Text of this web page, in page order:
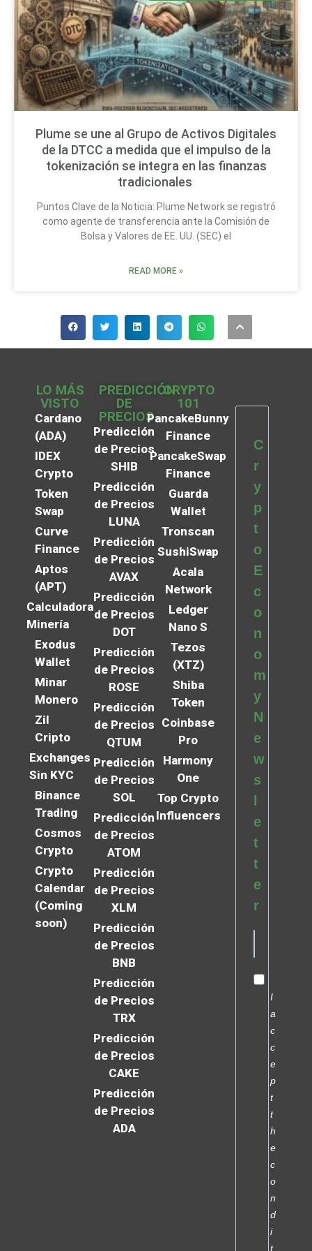
Plume se une al Grupo de Activos Digitales
de la DTCC a medida que el impulso de la
tokenización se integra en las finanzas
tradicionales
Puntos Clave de la Noticia: Plume Network se registró
como agente de transferencia ante la Comisión de
Bolsa y Valores de EE. UU. (SEC) el
READ MORE »
LO MÁS
VISTO
Cardano
(ADA)
IDEX
Crypto
Token
Swap
Curve
Finance
Aptos
(APT)
Calculadora
Minería
Exodus
Wallet
Minar
Monero
Zil
Cripto
Exchanges
Sin KYC
Binance
Trading
Cosmos
Crypto
Crypto
Calendar
(Coming
soon)
PREDICCIÓN
DE
PRECIOS
Predicción
de Precios
SHIB
Predicción
de Precios
LUNA
Predicción
de Precios
AVAX
Predicción
de Precios
DOT
Predicción
de Precios
ROSE
Predicción
de Precios
QTUM
Predicción
de Precios
SOL
Predicción
de Precios
ATOM
Predicción
de Precios
XLM
Predicción
de Precios
BNB
Predicción
de Precios
TRX
Predicción
de Precios
CAKE
Predicción
de Precios
ADA
CRYPTO
101
PancakeBunny
Finance
PancakeSwap
Finance
Guarda
Wallet
Tronscan
SushiSwap
Acala
Network
Ledger
Nano S
Tezos
(XTZ)
Shiba
Token
Coinbase
Pro
Harmony
One
Top Crypto
Influencers
C
r
y
p
t
o
E
c
o
n
o
m
y
N
e
w
s
l
e
t
t
e
r
I
a
c
c
e
p
t
t
h
e
c
o
n
d
i
t